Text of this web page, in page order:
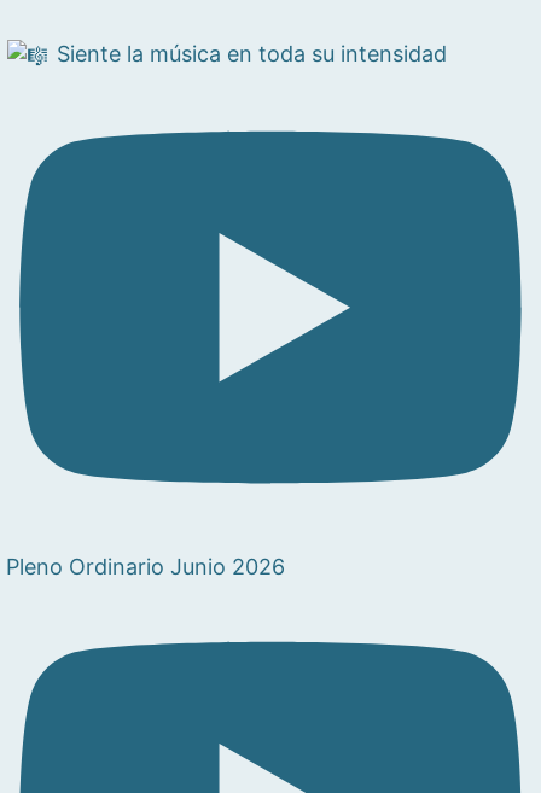
Siente la música en toda su intensidad
Pleno Ordinario Junio 2026